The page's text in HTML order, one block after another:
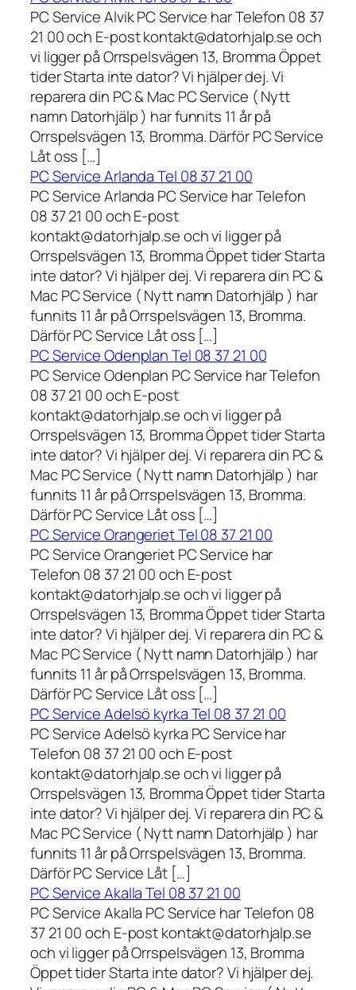
PC Service Alvik PC Service har Telefon 08 37
21 00 och E-post kontakt@datorhjalp.se och
vi ligger på Orrspelsvägen 13, Bromma Öppet
tider Starta inte dator? Vi hjälper dej. Vi
reparera din PC & Mac PC Service ( Nytt
namn Datorhjälp ) har funnits 11 år på
Orrspelsvägen 13, Bromma. Därför PC Service
Låt oss […]
PC Service Arlanda Tel 08 37 21 00
PC Service Arlanda PC Service har Telefon
08 37 21 00 och E-post
kontakt@datorhjalp.se och vi ligger på
Orrspelsvägen 13, Bromma Öppet tider Starta
inte dator? Vi hjälper dej. Vi reparera din PC &
Mac PC Service ( Nytt namn Datorhjälp ) har
funnits 11 år på Orrspelsvägen 13, Bromma.
Därför PC Service Låt oss […]
PC Service Odenplan Tel 08 37 21 00
PC Service Odenplan PC Service har Telefon
08 37 21 00 och E-post
kontakt@datorhjalp.se och vi ligger på
Orrspelsvägen 13, Bromma Öppet tider Starta
inte dator? Vi hjälper dej. Vi reparera din PC &
Mac PC Service ( Nytt namn Datorhjälp ) har
funnits 11 år på Orrspelsvägen 13, Bromma.
Därför PC Service Låt oss […]
PC Service Orangeriet Tel 08 37 21 00
PC Service Orangeriet PC Service har
Telefon 08 37 21 00 och E-post
kontakt@datorhjalp.se och vi ligger på
Orrspelsvägen 13, Bromma Öppet tider Starta
inte dator? Vi hjälper dej. Vi reparera din PC &
Mac PC Service ( Nytt namn Datorhjälp ) har
funnits 11 år på Orrspelsvägen 13, Bromma.
Därför PC Service Låt oss […]
PC Service Adelsö kyrka Tel 08 37 21 00
PC Service Adelsö kyrka PC Service har
Telefon 08 37 21 00 och E-post
kontakt@datorhjalp.se och vi ligger på
Orrspelsvägen 13, Bromma Öppet tider Starta
inte dator? Vi hjälper dej. Vi reparera din PC &
Mac PC Service ( Nytt namn Datorhjälp ) har
funnits 11 år på Orrspelsvägen 13, Bromma.
Därför PC Service Låt […]
PC Service Akalla Tel 08 37 21 00
PC Service Akalla PC Service har Telefon 08
37 21 00 och E-post kontakt@datorhjalp.se
och vi ligger på Orrspelsvägen 13, Bromma
Öppet tider Starta inte dator? Vi hjälper dej.